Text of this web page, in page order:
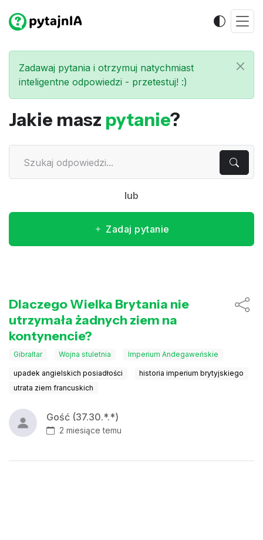
Zadawaj pytania i otrzymuj natychmiast
inteligentne odpowiedzi - przetestuj! :)
Jakie masz pytanie?
lub
Zadaj pytanie
Dlaczego Wielka Brytania nie
utrzymała żadnych ziem na
kontynencie?
Gibraltar Wojna stuletnia Imperium Andegaweńskie
upadek angielskich posiadłości
historia imperium brytyjskiego
utrata ziem francuskich
Gość (37.30.*.*)
2 miesiące temu